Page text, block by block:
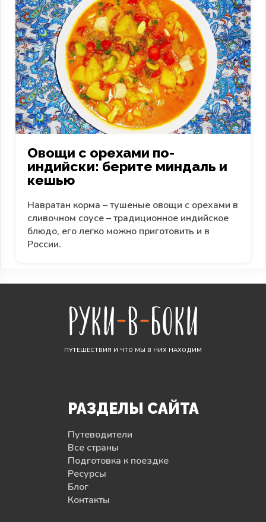
Овощи с орехами по-
индийски: берите миндаль и
кешью
Навратан корма – тушеные овощи с орехами в
сливочном соусе – традиционное индийское
блюдо, его легко можно приготовить и в
России.
ПУТЕШЕСТВИЯ И ЧТО МЫ В НИХ НАХОДИМ
РАЗДЕЛЫ САЙТА
Путеводители
Все страны
Подготовка к поездке
Ресурсы
Блог
Контакты